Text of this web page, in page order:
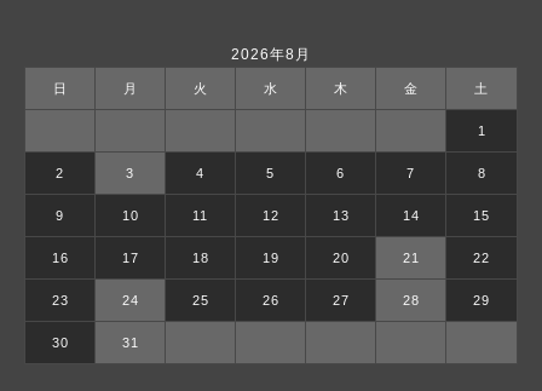
2026年8月
日 月 火 水 木 金 土
1
2 3 4 5 6 7 8
9 10 11 12 13 14 15
16 17 18 19 20 21 22
23 24 25 26 27 28 29
30 31